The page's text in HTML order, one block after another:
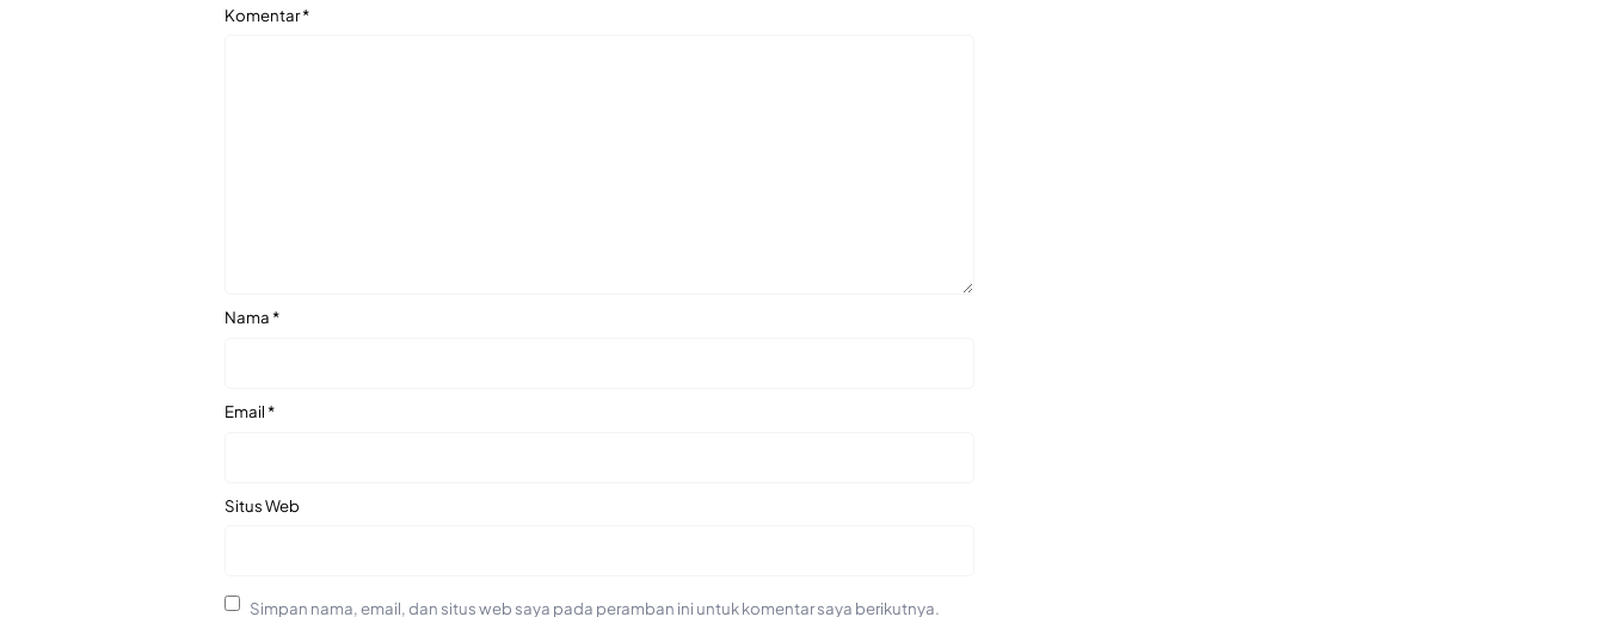
Komentar*
Nama*
Email*
Situs Web
Simpan nama, email, dan situs web saya pada peramban ini untuk komentar saya berikutnya.